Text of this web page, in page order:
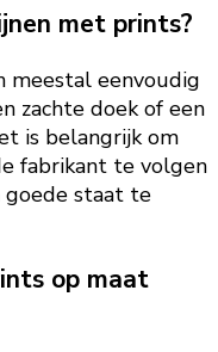
met prints?
meestal eenvoudig
zachte doek of een
is belangrijk om
fabrikant te volgen
staat te
op maat